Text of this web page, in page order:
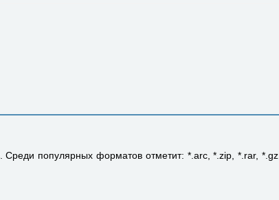
популярных форматов отметит: *.arc, *.zip, *.rar, *.gz,